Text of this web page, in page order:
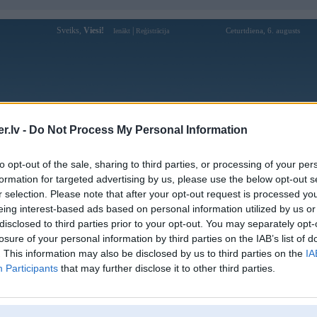
- Do Not Process My Personal Information
opt-out of the sale, sharing to third parties, or processing of your
for targeted advertising by us, please use the below opt-out
selection. Please note that after your opt-out request is processed
interest-based ads based on personal information utilized by us
to third parties prior to your opt-out. You may separately
of your personal information by third parties on the IAB’s list of
This information may also be disclosed by us to third parties on the
Participants that may further disclose it to other third parties.
Sveiks, Viesi! Ienākt Reģistrācija Ceturtdiena, 6. augusts
Forums Galerijas Reģistrācija Lietotāji
Lietotāja examinelace profils
Lietotājvārds:
examinelace
Pilsēta:
Aizpute
Ziņojumi forumā:
0
[Pēdējie ziņojumi forumā]